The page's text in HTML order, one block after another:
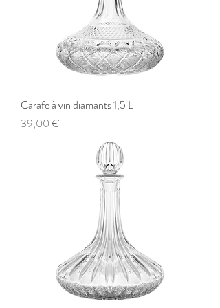
Carafe à vin diamants 1,5 L
Preis
39,00 €